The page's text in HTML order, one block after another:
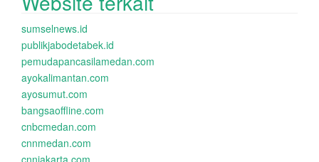
sumselnews.id
publikjabodetabek.id
pemudapancasilamedan.com
ayokalimantan.com
ayosumut.com
bangsaoffline.com
cnbcmedan.com
cnnmedan.com
cnnjakarta.com